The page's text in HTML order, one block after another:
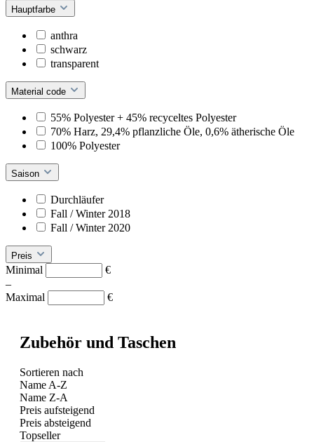
Hauptfarbe
anthra
schwarz
transparent
Material code
55% Polyester + 45% recyceltes Polyester
70% Harz, 29,4% pflanzliche Öle, 0,6% ätherische Öle
100% Polyester
Saison
Durchläufer
Fall / Winter 2018
Fall / Winter 2020
Preis
Minimal
€
–
Maximal
€
Zubehör und Taschen
Sortieren nach
Name A-Z
Name Z-A
Preis aufsteigend
Preis absteigend
Topseller